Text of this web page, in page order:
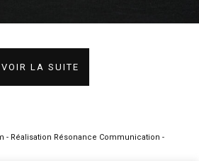
VOIR LA SUITE
- Réalisation Résonance Communication -